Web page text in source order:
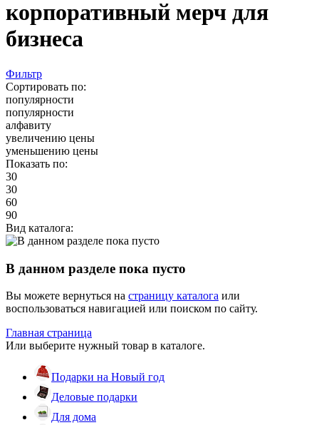
корпоративный мерч для
бизнеса
Фильтр
Сортировать по:
популярности
популярности
алфавиту
увеличению цены
уменьшению цены
Показать по:
30
30
60
90
Вид каталога:
В данном разделе пока пусто
Вы можете вернуться на страницу каталога или
воспользоваться навигацией или поиском по сайту.
Главная страница
Или выберите нужный товар в каталоге.
Подарки на Новый год
Деловые подарки
Для дома